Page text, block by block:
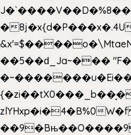
�8j�x{d�P���x�.4U
��5��ԁ_Ja~���
zlYHxp�i�4�B%0